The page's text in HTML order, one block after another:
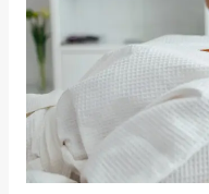
für
straffere,
jüngere
Haut